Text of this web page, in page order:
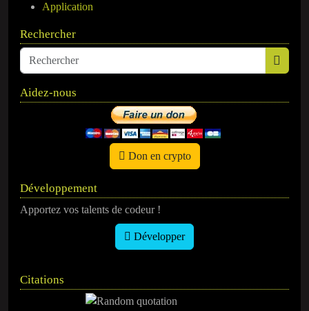
Application
Rechercher
Aidez-nous
Don en crypto
Développement
Apportez vos talents de codeur !
Développer
Citations